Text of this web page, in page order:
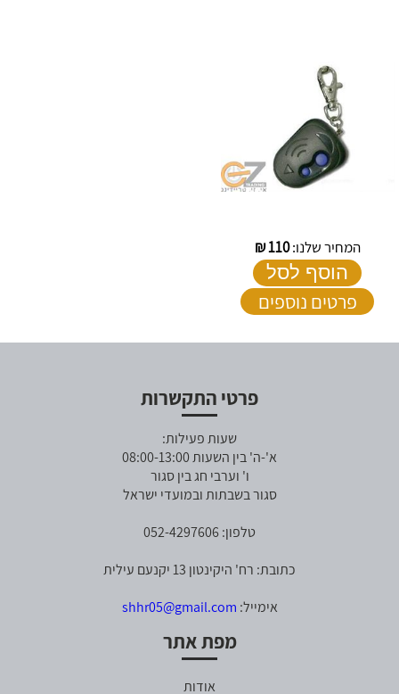
המחיר שלנו:110
₪
הוסף לסל
פרטים נוספים
פרטי התקשרות
שעות פעילות:
א'-ה' בין השעות 08:00-13:00
ו' וערבי חג בין סגור
סגור בשבתות ובמועדי ישראל
טלפון: 052-4297606
כתובת: רח' היקינטון 13 יקנעם עילית
אימייל: shhr05@gmail.com
מפת אתר
אודות